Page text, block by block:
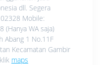
dll. Segera
Mobile:
WA saja)
Abang 1 No.11F
Kecamatan Gambir
maps